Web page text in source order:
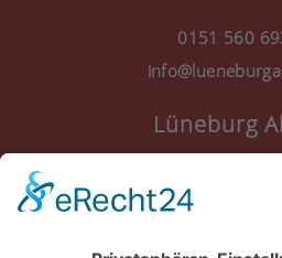
0151 560
Lüneburg